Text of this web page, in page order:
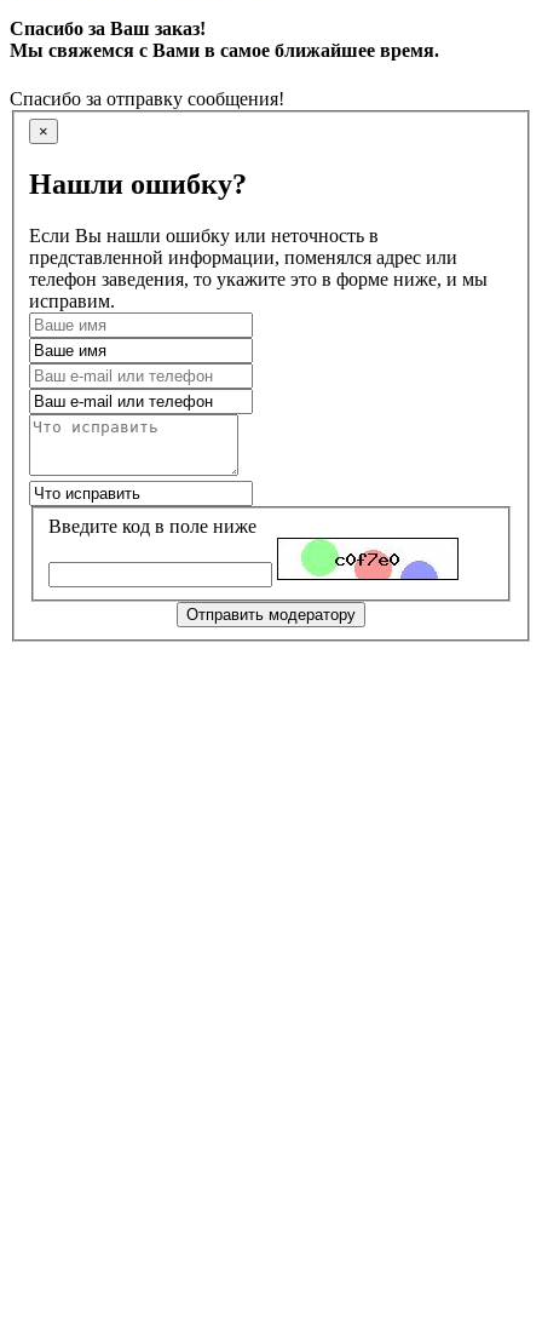
Спасибо за Ваш заказ!
Мы свяжемся с Вами в самое ближайшее время.
Спасибо за отправку сообщения!
×
Нашли ошибку?
Если Вы нашли ошибку или неточность в
представленной информации, поменялся адрес или
телефон заведения, то укажите это в форме ниже, и мы
исправим.
Введите код в поле ниже
Отправить модератору